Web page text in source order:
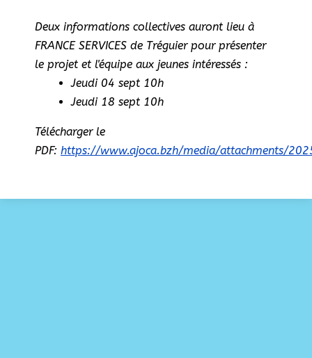
Deux informations collectives auront lieu à
FRANCE SERVICES de Tréguier pour présenter
le projet et l'équipe aux jeunes intéressés :
Jeudi 04 sept 10h
Jeudi 18 sept 10h
Télécharger le
PDF: https://www.ajoca.bzh/media/attachments/